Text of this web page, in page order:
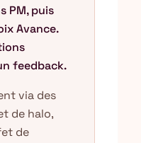
PM, puis
Avance.
feedback.
via des
de halo,
de